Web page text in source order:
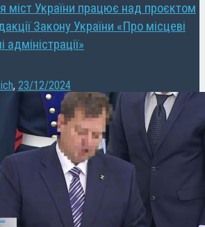
міст України працює над проєктом
Закону України «Про місцеві
адміністрації»
, 23/12/2024